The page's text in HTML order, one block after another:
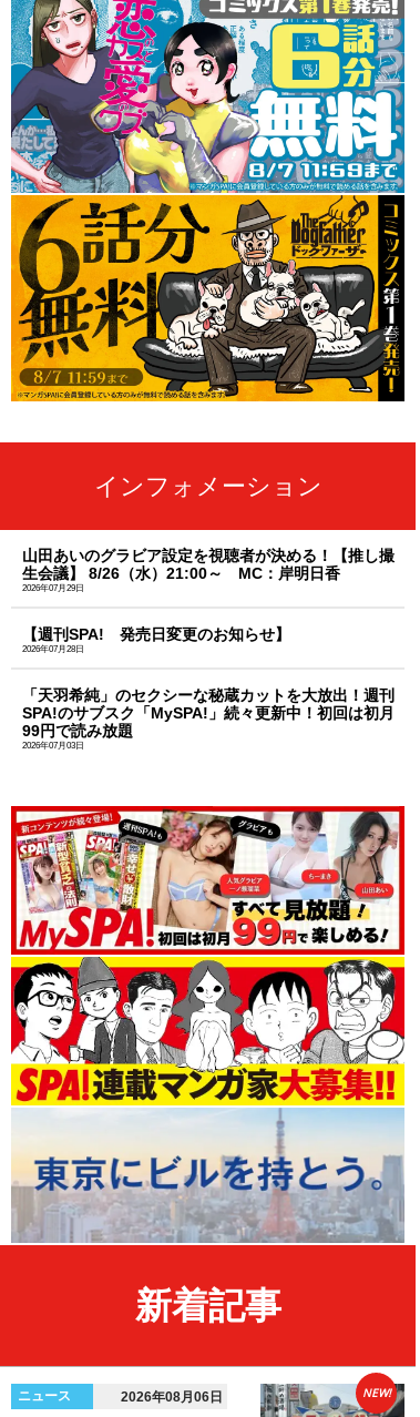
インフォメーション
山田あいのグラビア設定を視聴者が決める！【推し撮
生会議】 8/26（水）21:00～ MC：岸明日香
2026年07月29日
【週刊SPA! 発売日変更のお知らせ】
2026年07月28日
「天羽希純」のセクシーな秘蔵カットを大放出！週刊
SPA!のサブスク「MySPA!」続々更新中！初回は初月
99円で読み放題
2026年07月03日
新着記事
ニュース 2026年08月06日 NEW!